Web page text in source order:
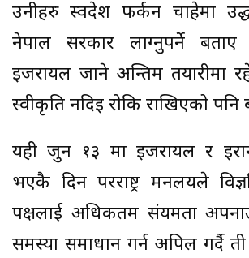
उनीहरु स्वदेश फर्कन चाहेमा
नेपाल सरकार लाग्नुपर्ने
इजरायल जाने अन्तिम तयारीमा
स्वीकृति नदिइ रोकि राखिएको पनि
यही जुन १३ मा इजरायल र
भएकै दिन परराष्ट्र मन्त्रालयले
पक्षलाई अधिकतम संयमता अपनाउन
समस्या समाधान गर्न अपिल गर्दै